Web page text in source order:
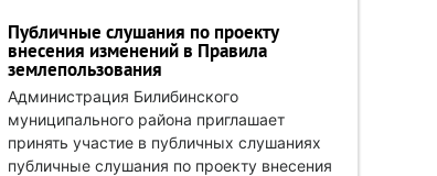
Публичные слушания по проекту
внесения изменений в Правила
землепользования
Администрация Билибинского
муниципального района приглашает
принять участие в публичных слушаниях
публичные слушания по проекту внесения